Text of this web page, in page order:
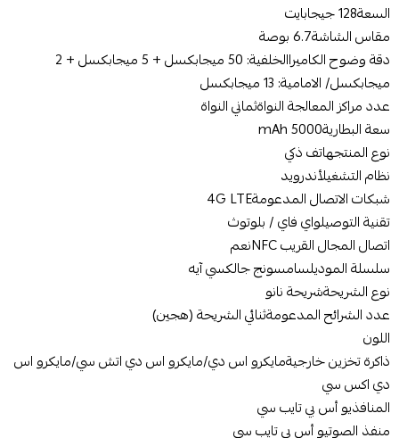
السعة‎128 جيجابايت‎
مقاس الشاشة6.7 بوصة
دقة وضوح الكاميراالخلفية: 50 ميجابكسل + 5 ميجابكسل + 2
ميجابكسل/ الامامية: 13 ميجابكسل
عدد مراكز المعالجة النواةثماني النواة
سعة البطارية5000 mAh
نوع المنتجهاتف ذكي
نظام التشغيلأندرويد
شبكات الاتصال المدعومة4G LTE
تقنية التوصيلواي فاي / بلوتوث
اتصال المجال القريب NFCنعم
سلسلة الموديل‎سامسونج جالكسي آيه‎
نوع الشريحة‎شريحة نانو‎
عدد الشرائح المدعومةثنائي الشريحة (هجين)
اللون‎
ذاكرة تخزين خارجيةمايكرو اس دي/مايكرو اس دي اتش سي/مايكرو اس
دي اكس سي
المنافذ‎يو أس بي تايب سي‎
منفذ الصوتيو أس بي تايب سي